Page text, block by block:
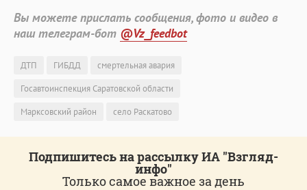
Вы можете прислать сообщения, фото и видео в
наш телеграм-бот @Vz_feedbot
ДТП ГИБДД
смертельная авария
Госавтоинспекция Саратовской области
Марксовский район
село Раскатово
Подпишитесь на рассылку ИА "Взгляд-
инфо"
Только самое важное за день